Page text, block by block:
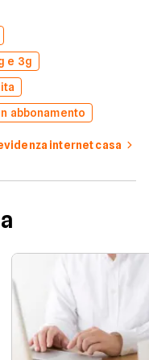
e 3g
abbonamento
internet casa